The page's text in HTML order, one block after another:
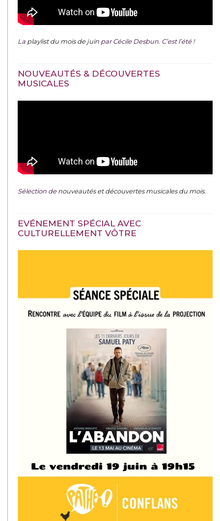
La playlist du mois de juin par Cécile Desbun. C’est l’été !
NOUVEAUTÉS & DÉCOUVERTES
MUSICALES
Sélection denouveautés et découvertes musicales du mois.
EVÉNEMENT SPÉCIAL AVEC
CULTURELLEMENT VÔTRE